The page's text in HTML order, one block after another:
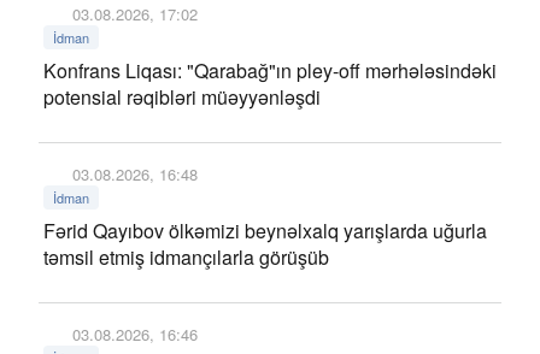
03.08.2026, 17:02
İdman
Konfrans Liqası: "Qarabağ"ın pley-off mərhələsindəki
potensial rəqibləri müəyyənləşdi
03.08.2026, 16:48
İdman
Fərid Qayıbov ölkəmizi beynəlxalq yarışlarda uğurla
təmsil etmiş idmançılarla görüşüb
03.08.2026, 16:46